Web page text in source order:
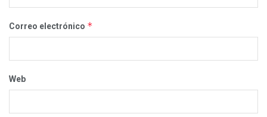
Correo electrónico *
Web